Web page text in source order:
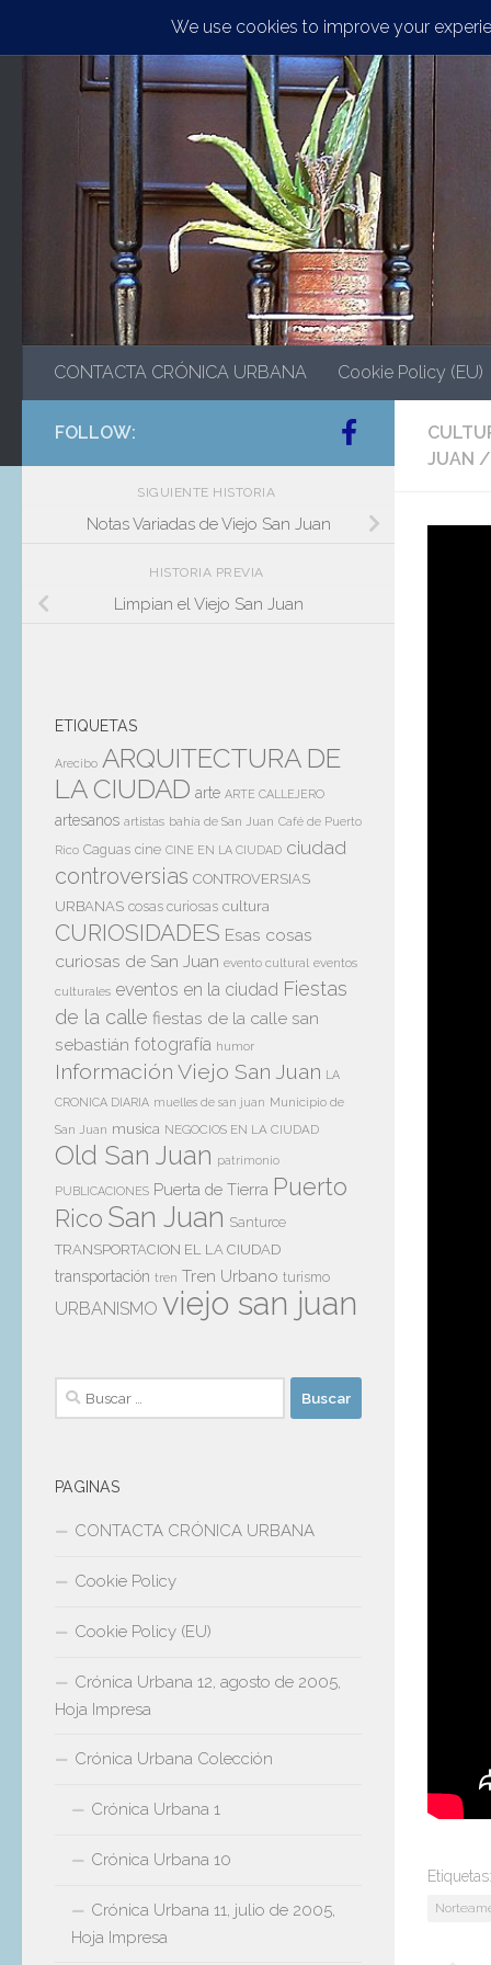
Saltar al contenido
CONTACTA CRÓNICA URBANA Cookie Policy (EU)
JUAN /
Etiquetas:
FOLLOW:
SIGUIENTE HISTORIA
Notas Variadas de Viejo San Juan
HISTORIA PREVIA
Limpian el Viejo San Juan
ETIQUETAS
Arecibo ARQUITECTURA DE
LA CIUDAD arte ARTE CALLEJERO
artesanos artistas bahía de San Juan Café de Puerto
Rico Caguas cine CINE EN LA CIUDAD ciudad
controversias CONTROVERSIAS
URBANAS cosas curiosas cultura
CURIOSIDADES Esas cosas
curiosas de San Juan evento cultural eventos
culturales eventos en la ciudad Fiestas
de la calle fiestas de la calle san
sebastián fotografía humor
Información Viejo San Juan LA
CRONICA DIARIA muelles de san juan Municipio de
San Juan musica NEGOCIOS EN LA CIUDAD
Old San Juan patrimonio
PUBLICACIONES Puerta de Tierra Puerto
Rico San Juan Santurce
TRANSPORTACION EL LA CIUDAD
transportación tren Tren Urbano turismo
URBANISMO viejo san juan
Buscar:
PAGINAS
CONTACTA CRÓNICA URBANA
Cookie Policy
Cookie Policy (EU)
Crónica Urbana 12, agosto de 2005,
Hoja Impresa
Crónica Urbana Colección
Crónica Urbana 1
Crónica Urbana 10
Crónica Urbana 11, julio de 2005,
Hoja Impresa